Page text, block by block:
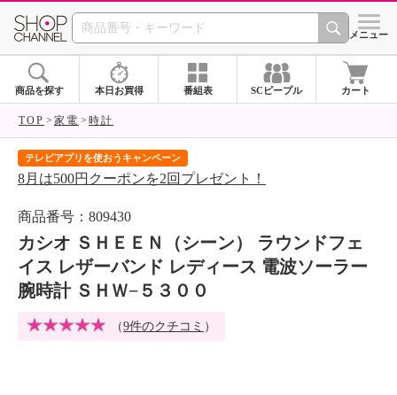
SHOP CHANNEL シメニュー
商品を探す 本日お買得 番組表 SCピープル カート
TOP 家電 時計
テレビアプリを使おうキャンペーン
8月は500円クーポンを2回プレゼント！
商品番号：809430
カシオ ＳＨＥＥＮ（シーン） ラウンドフェ
イス レザーバンド レディース 電波ソーラー
腕時計 ＳＨＷ−５３００
（9件のクチコミ ）